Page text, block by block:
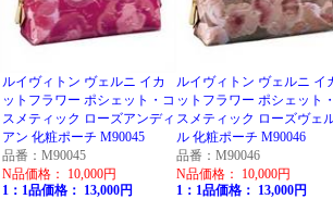
ルイヴィトン ヴェルニ イカ
ットフラワー ポシェット・コ
スメティック ローズアンディ
アン 化粧ポーチ M90045
ルイヴィトン ヴェルニ イ
ットフラワー ポシェット
スメティック ローズヴェ
ル 化粧ポーチ M90046
品番：M90045
N品価格： 10,000円
1：1品価格： 13,000円
品番：M90046
N品価格： 10,000円
1：1品価格： 13,000円